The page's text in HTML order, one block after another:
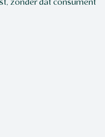
zonder dat consument